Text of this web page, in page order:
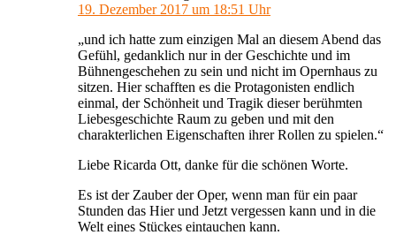
19. Dezember 2017 um 18:51 Uhr
„und ich hatte zum einzigen Mal an diesem Abend das
Gefühl, gedanklich nur in der Geschichte und im
Bühnengeschehen zu sein und nicht im Opernhaus zu
sitzen. Hier schafften es die Protagonisten endlich
einmal, der Schönheit und Tragik dieser berühmten
Liebesgeschichte Raum zu geben und mit den
charakterlichen Eigenschaften ihrer Rollen zu spielen.“
Liebe Ricarda Ott, danke für die schönen Worte.
Es ist der Zauber der Oper, wenn man für ein paar
Stunden das Hier und Jetzt vergessen kann und in die
Welt eines Stückes eintauchen kann.